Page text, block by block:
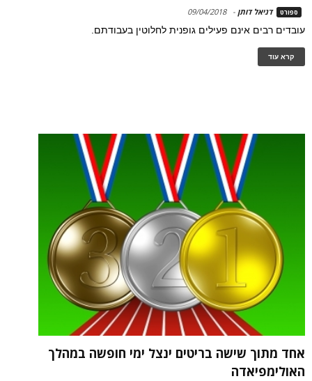
ספורט דניאל דותן -
09/04/2018
עובדים רבים אינם פעילים גופנית לחלוטין בעבודתם.
קרא עוד
אחד מתוך שישה בריטים ינצל ימי חופשה במהלך
האולימפיאדה